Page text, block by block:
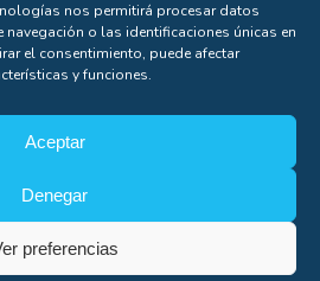
nos permitirá procesar datos
o las identificaciones únicas en
el consentimiento, puede afectar
y funciones.
Aceptar
Denegar
preferencias
de privacidad
Soporte
Alfonso Fígares |8web